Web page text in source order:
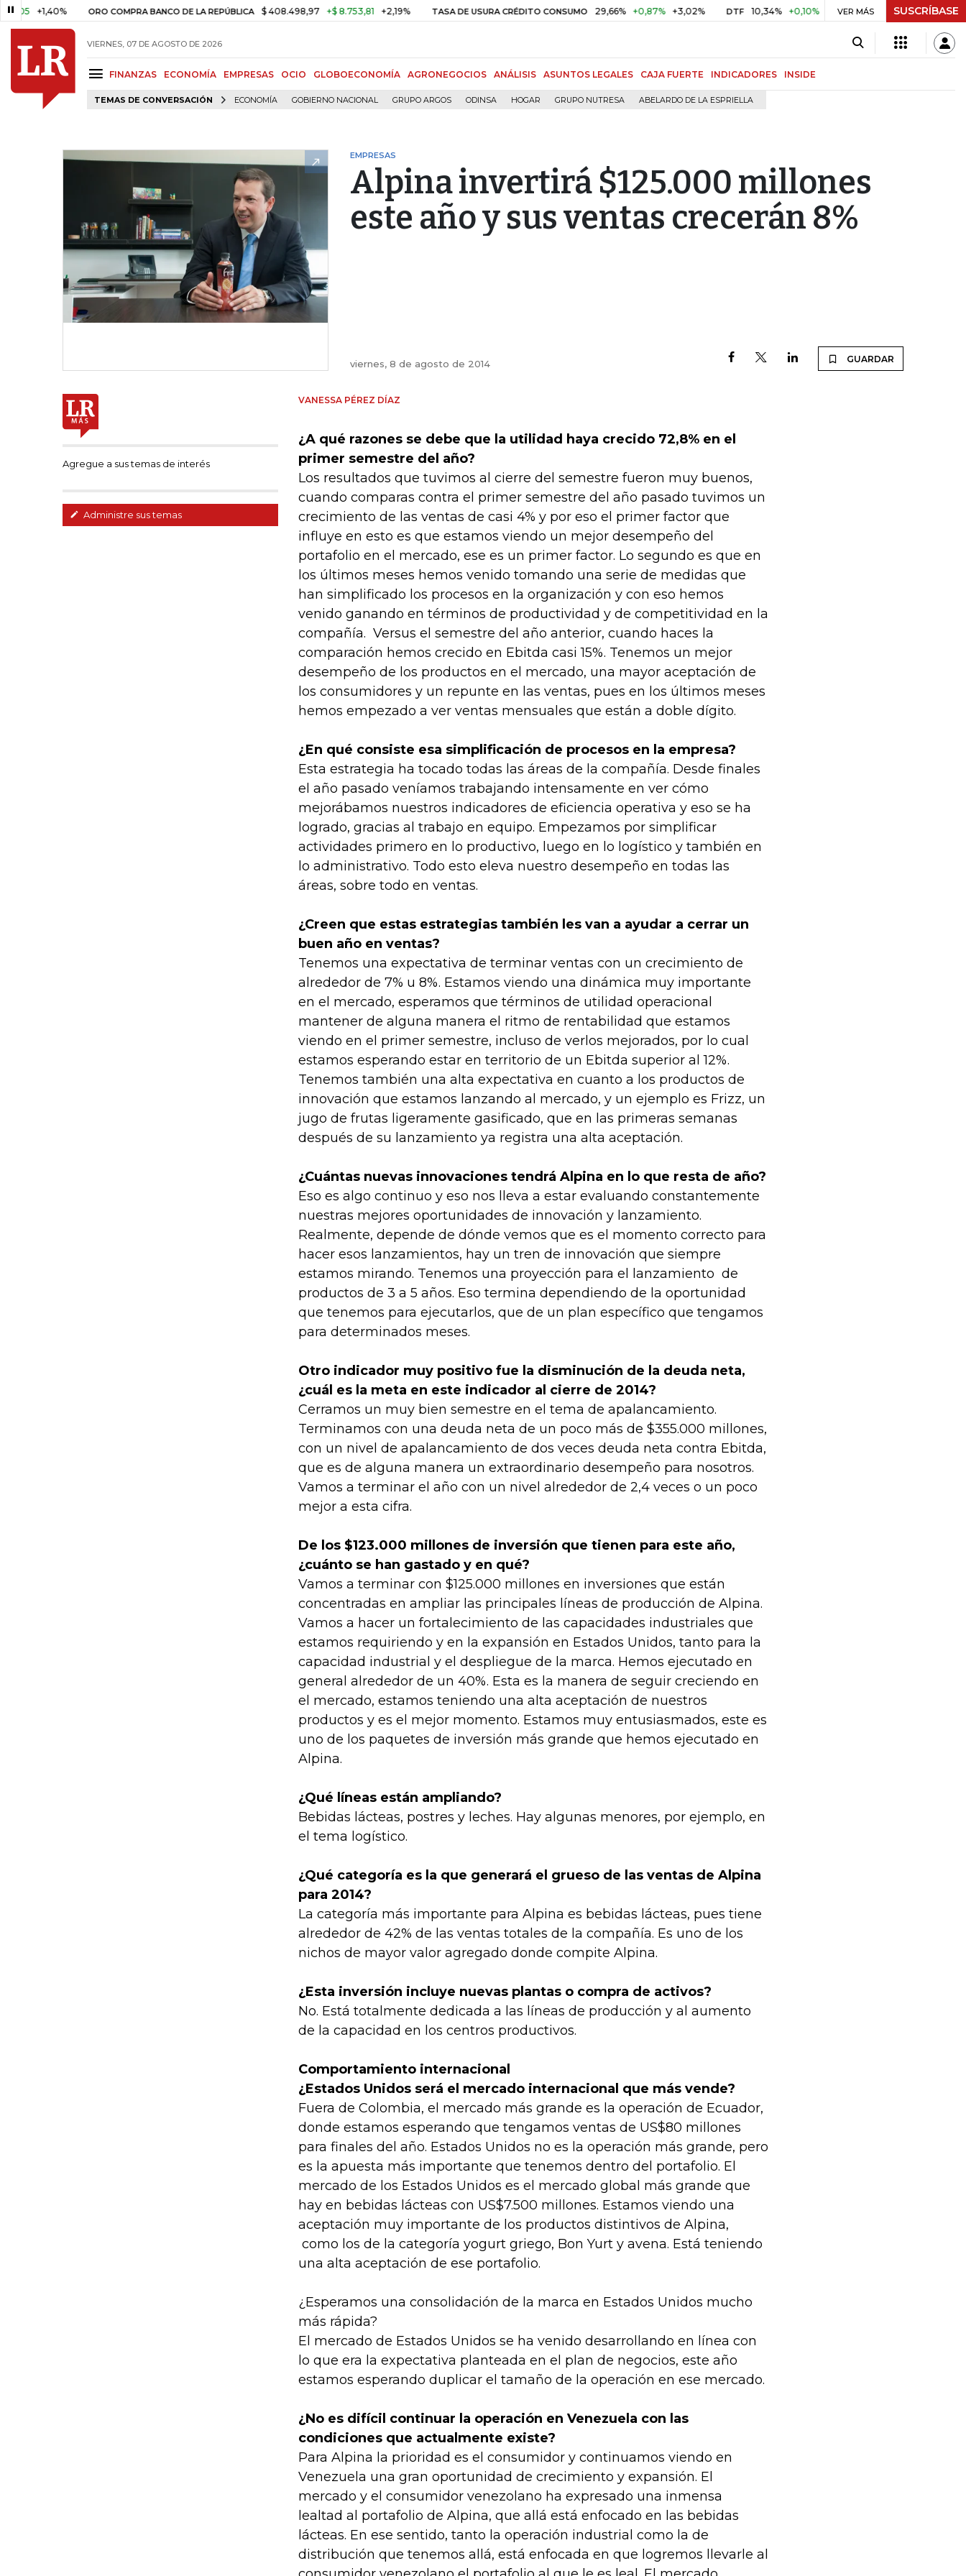
+1,40% ORO COMPRA BANCO DE LA REPÚBLICA $ 408.498,97 +$ 8.753,81 +2,19% TASA DE USURA CRÉDITO CONSUMO 29,66% +0,87% +3,02% DTF 10,34% +0,10% +0,98% UVR $ 416,91 +$ 0,05
VER MÁS SUSCRÍBASE
VIERNES, 07 DE AGOSTO DE 2026
FINANZAS ECONOMÍA EMPRESAS OCIO GLOBOECONOMÍA AGRONEGOCIOS ANÁLISIS ASUNTOS LEGALES CAJA FUERTE INDICADORES INSIDE
TEMAS DE CONVERSACIÓN ECONOMÍA GOBIERNO NACIONAL GRUPO ARGOS ODINSA HOGAR GRUPO NUTRESA ABELARDO DE LA ESPRIELLA
EMPRESAS
Alpina invertirá $125.000 millones
este año y sus ventas crecerán 8%
viernes, 8 de agosto de 2014 GUARDAR
Agregue a sus temas de interés
Administre sus temas
VANESSA PÉREZ DÍAZ
¿A qué razones se debe que la utilidad haya crecido 72,8% en el
primer semestre del año?
Los resultados que tuvimos al cierre del semestre fueron muy buenos,
cuando comparas contra el primer semestre del año pasado tuvimos un
crecimiento de las ventas de casi 4% y por eso el primer factor que
influye en esto es que estamos viendo un mejor desempeño del
portafolio en el mercado, ese es un primer factor. Lo segundo es que en
los últimos meses hemos venido tomando una serie de medidas que
han simplificado los procesos en la organización y con eso hemos
venido ganando en términos de productividad y de competitividad en la
compañía. Versus el semestre del año anterior, cuando haces la
comparación hemos crecido en Ebitda casi 15%. Tenemos un mejor
desempeño de los productos en el mercado, una mayor aceptación de
los consumidores y un repunte en las ventas, pues en los últimos meses
hemos empezado a ver ventas mensuales que están a doble dígito.
¿En qué consiste esa simplificación de procesos en la empresa?
Esta estrategia ha tocado todas las áreas de la compañía. Desde finales
el año pasado veníamos trabajando intensamente en ver cómo
mejorábamos nuestros indicadores de eficiencia operativa y eso se ha
logrado, gracias al trabajo en equipo. Empezamos por simplificar
actividades primero en lo productivo, luego en lo logístico y también en
lo administrativo. Todo esto eleva nuestro desempeño en todas las
áreas, sobre todo en ventas.
¿Creen que estas estrategias también les van a ayudar a cerrar un
buen año en ventas?
Tenemos una expectativa de terminar ventas con un crecimiento de
alrededor de 7% u 8%. Estamos viendo una dinámica muy importante
en el mercado, esperamos que términos de utilidad operacional
mantener de alguna manera el ritmo de rentabilidad que estamos
viendo en el primer semestre, incluso de verlos mejorados, por lo cual
estamos esperando estar en territorio de un Ebitda superior al 12%.
Tenemos también una alta expectativa en cuanto a los productos de
innovación que estamos lanzando al mercado, y un ejemplo es Frizz, un
jugo de frutas ligeramente gasificado, que en las primeras semanas
después de su lanzamiento ya registra una alta aceptación.
¿Cuántas nuevas innovaciones tendrá Alpina en lo que resta de año?
Eso es algo continuo y eso nos lleva a estar evaluando constantemente
nuestras mejores oportunidades de innovación y lanzamiento.
Realmente, depende de dónde vemos que es el momento correcto para
hacer esos lanzamientos, hay un tren de innovación que siempre
estamos mirando. Tenemos una proyección para el lanzamiento de
productos de 3 a 5 años. Eso termina dependiendo de la oportunidad
que tenemos para ejecutarlos, que de un plan específico que tengamos
para determinados meses.
Otro indicador muy positivo fue la disminución de la deuda neta,
¿cuál es la meta en este indicador al cierre de 2014?
Cerramos un muy bien semestre en el tema de apalancamiento.
Terminamos con una deuda neta de un poco más de $355.000 millones,
con un nivel de apalancamiento de dos veces deuda neta contra Ebitda,
que es de alguna manera un extraordinario desempeño para nosotros.
Vamos a terminar el año con un nivel alrededor de 2,4 veces o un poco
mejor a esta cifra.
De los $123.000 millones de inversión que tienen para este año,
¿cuánto se han gastado y en qué?
Vamos a terminar con $125.000 millones en inversiones que están
concentradas en ampliar las principales líneas de producción de Alpina.
Vamos a hacer un fortalecimiento de las capacidades industriales que
estamos requiriendo y en la expansión en Estados Unidos, tanto para la
capacidad industrial y el despliegue de la marca. Hemos ejecutado en
general alrededor de un 40%. Esta es la manera de seguir creciendo en
el mercado, estamos teniendo una alta aceptación de nuestros
productos y es el mejor momento. Estamos muy entusiasmados, este es
uno de los paquetes de inversión más grande que hemos ejecutado en
Alpina.
¿Qué líneas están ampliando?
Bebidas lácteas, postres y leches. Hay algunas menores, por ejemplo, en
el tema logístico.
¿Qué categoría es la que generará el grueso de las ventas de Alpina
para 2014?
La categoría más importante para Alpina es bebidas lácteas, pues tiene
alrededor de 42% de las ventas totales de la compañía. Es uno de los
nichos de mayor valor agregado donde compite Alpina.
¿Esta inversión incluye nuevas plantas o compra de activos?
No. Está totalmente dedicada a las líneas de producción y al aumento
de la capacidad en los centros productivos.
Comportamiento internacional
¿Estados Unidos será el mercado internacional que más vende?
Fuera de Colombia, el mercado más grande es la operación de Ecuador,
donde estamos esperando que tengamos ventas de US$80 millones
para finales del año. Estados Unidos no es la operación más grande, pero
es la apuesta más importante que tenemos dentro del portafolio. El
mercado de los Estados Unidos es el mercado global más grande que
hay en bebidas lácteas con US$7.500 millones. Estamos viendo una
aceptación muy importante de los productos distintivos de Alpina,
como los de la categoría yogurt griego, Bon Yurt y avena. Está teniendo
una alta aceptación de ese portafolio.
¿Esperamos una consolidación de la marca en Estados Unidos mucho
más rápida?
El mercado de Estados Unidos se ha venido desarrollando en línea con
lo que era la expectativa planteada en el plan de negocios, este año
estamos esperando duplicar el tamaño de la operación en ese mercado.
¿No es difícil continuar la operación en Venezuela con las
condiciones que actualmente existe?
Para Alpina la prioridad es el consumidor y continuamos viendo en
Venezuela una gran oportunidad de crecimiento y expansión. El
mercado y el consumidor venezolano ha expresado una inmensa
lealtad al portafolio de Alpina, que allá está enfocado en las bebidas
lácteas. En ese sentido, tanto la operación industrial como la de
distribución que tenemos allá, está enfocada en que logremos llevarle al